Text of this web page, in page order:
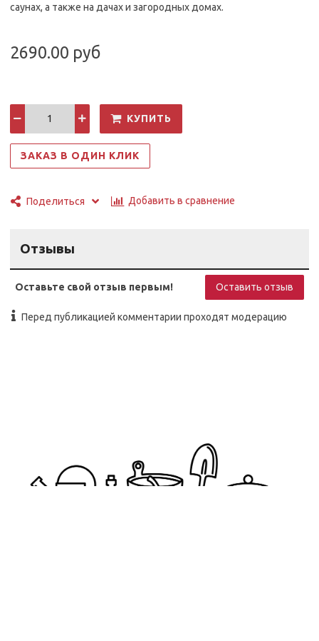
саунах, а также на дачах и загородных домах.
2690.00 руб
КУПИТЬ
ЗАКАЗ В ОДИН КЛИК
Поделиться Добавить в сравнение
Отзывы
Оставьте свой отзыв первым! Оставить отзыв
Перед публикацией комментарии проходят модерацию